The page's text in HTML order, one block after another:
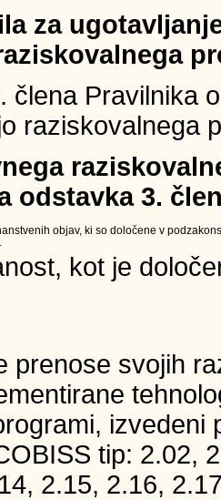
za
člena Pravilnika
raziskovalnega
odstavka 3.
objav, ki so določene v
kot je
prenose svojih
izvedeni
tip: 2.02,
2.15, 2.16,